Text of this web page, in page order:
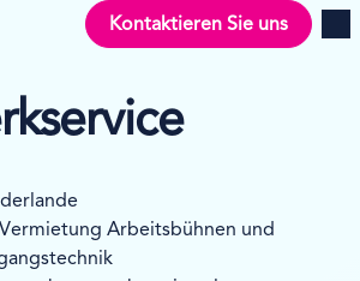
Kontaktieren Sie uns
Vermietung Arbeitsbühnen und